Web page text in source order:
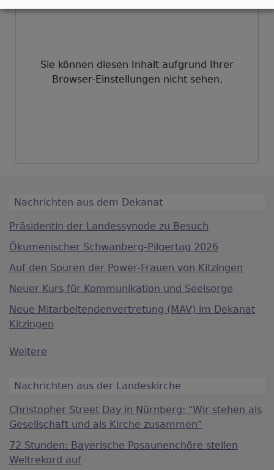
Sie können diesen Inhalt aufgrund Ihrer
Browser-Einstellungen nicht sehen.
Nachrichten aus dem Dekanat
Präsidentin der Landessynode zu Besuch
Ökumenischer Schwanberg-Pilgertag 2026
Auf den Spuren der Power-Frauen von Kitzingen
Neuer Kurs für Kommunikation und Seelsorge
Neue Mitarbeitendenvertretung (MAV) im Dekanat
Kitzingen
Weitere
Nachrichten aus der Landeskirche
Christopher Street Day in Nürnberg: "Wir stehen als
Gesellschaft und als Kirche zusammen"
72 Stunden: Bayerische Posaunenchöre stellen
Weltrekord auf